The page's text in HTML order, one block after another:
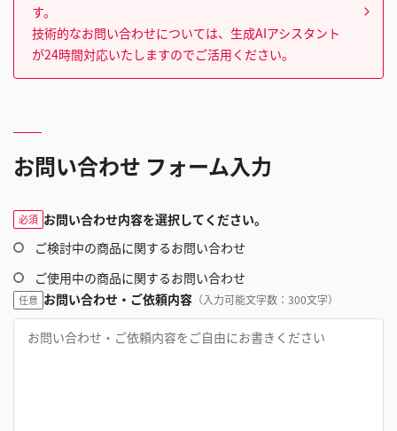
す。
技術的なお問い合わせについては、生成AIアシスタント
が24時間対応いたしますのでご活用ください。
お問い合わせ フォーム入力
必須 お問い合わせ内容を選択してください。
ご検討中の商品に関するお問い合わせ
ご使用中の商品に関するお問い合わせ
任意 お問い合わせ・ご依頼内容 （入力可能文字数：300文字）